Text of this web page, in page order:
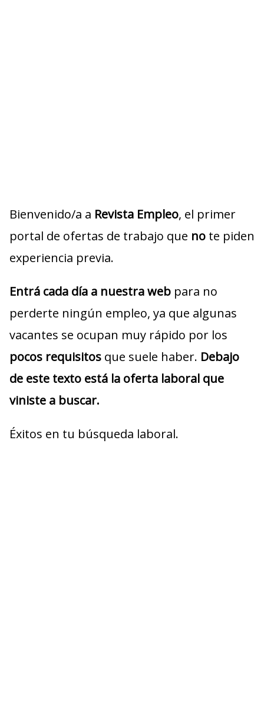
Bienvenido/a a Revista Empleo, el primer
portal de ofertas de trabajo que no te piden
experiencia previa.
Entrá cada día a nuestra web para no
perderte ningún empleo, ya que algunas
vacantes se ocupan muy rápido por los
pocos requisitos que suele haber. Debajo
de este texto está la oferta laboral que
viniste a buscar.
Éxitos en tu búsqueda laboral.